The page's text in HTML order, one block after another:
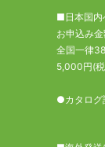
■日本国内
お申込み
全国一律
5,000円(
●カタログ